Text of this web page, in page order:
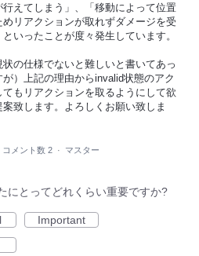
行えてしまう」、「移動によって位置
リアクションが取れずダメージを受
いったことが度々発生しています。
状の仕様でないと難しいと書いてあっ
が）上記の理由からinvalid状態のアク
てもリアクションを取るようにして欲
案致します。よろしくお願い致しま
コメント数 2 · マスター
にとってどれくらい重要ですか?
Important